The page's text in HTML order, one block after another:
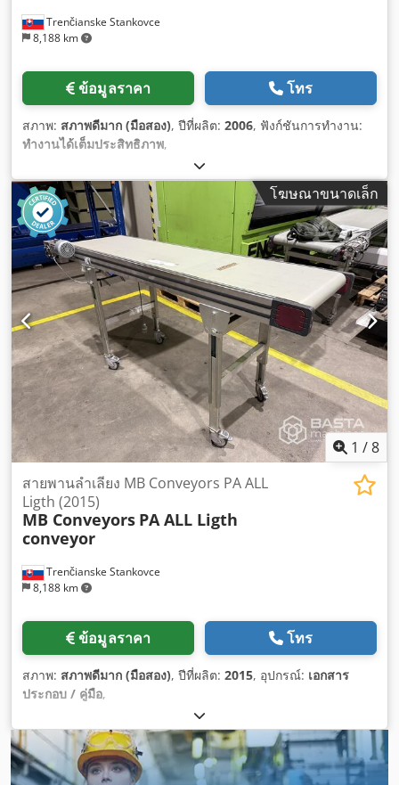
Trenčianske Stankovce
8,188 km
ข้อมูลราคา โทร
สภาพ: สภาพดีมาก (มือสอง), ปีที่ผลิต: 2006, ฟังก์ชันการทำงาน:
ทำงานได้เต็มประสิทธิภาพ,
โฆษณาขนาดเล็ก
1 /8
Trenčianske Stankovce
8,188 km
สายพานลำเลียง MB Conveyors PA ALL
Ligth (2015)
MB Conveyors PA ALL Ligth
conveyor
ข้อมูลราคา โทร
สภาพ: สภาพดีมาก (มือสอง), ปีที่ผลิต: 2015, อุปกรณ์: เอกสาร
ประกอบ / คู่มือ,